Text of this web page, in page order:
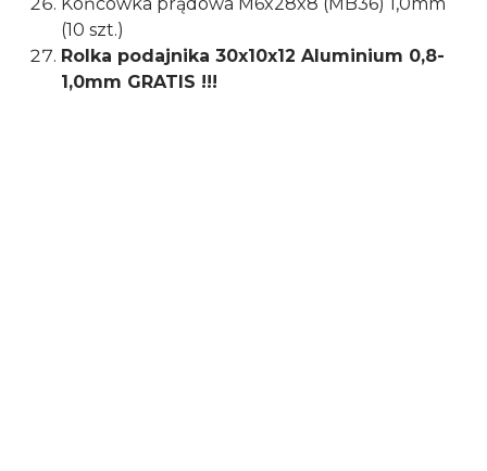
(10 szt.)
Rolka podajnika 30x10x12 Aluminium 0,8-
1,0mm GRATIS !!!